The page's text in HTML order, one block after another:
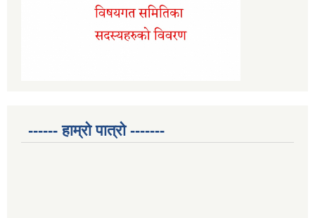
------ हाम्रो पात्रो -------